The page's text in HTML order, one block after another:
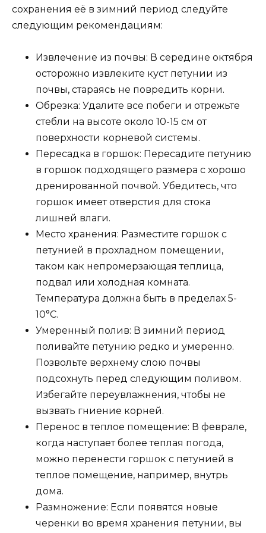
сохранения её в зимний период следуйте
следующим рекомендациям:
Извлечение из почвы: В середине октября
осторожно извлеките куст петунии из
почвы, стараясь не повредить корни.
Обрезка: Удалите все побеги и отрежьте
стебли на высоте около 10-15 см от
поверхности корневой системы.
Пересадка в горшок: Пересадите петунию
в горшок подходящего размера с хорошо
дренированной почвой. Убедитесь, что
горшок имеет отверстия для стока
лишней влаги.
Место хранения: Разместите горшок с
петунией в прохладном помещении,
таком как непромерзающая теплица,
подвал или холодная комната.
Температура должна быть в пределах 5-
10°C.
Умеренный полив: В зимний период
поливайте петунию редко и умеренно.
Позвольте верхнему слою почвы
подсохнуть перед следующим поливом.
Избегайте переувлажнения, чтобы не
вызвать гниение корней.
Перенос в теплое помещение: В феврале,
когда наступает более теплая погода,
можно перенести горшок с петунией в
теплое помещение, например, внутрь
дома.
Размножение: Если появятся новые
черенки во время хранения петунии, вы